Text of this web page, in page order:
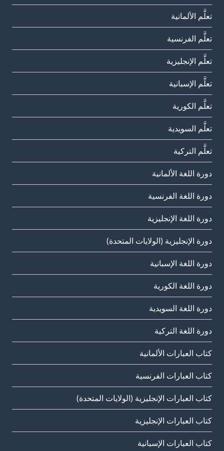
تعلَّم الألمانية
تعلَّم الفرنسية
تعلَّم الإنجليزية
تعلَّم الإسبانية
تعلَّم الكورية
تعلَّم السويدية
تعلَّم التركية
دورة اللغة الألمانية
دورة اللغة الفرنسية
دورة اللغة الإنجليزية
دورة الإنجليزية (الولايات المتحدة)
دورة اللغة الإسبانية
دورة اللغة الكورية
دورة اللغة السويدية
دورة اللغة التركية
كتاب العبارات الألمانية
كتاب العبارات الفرنسية
كتاب العبارات الإنجليزية (الولايات المتحدة)
كتاب العبارات الإنجليزية
كتاب العبارات الإسبانية